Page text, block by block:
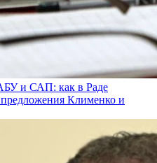
и САП: как в Раде
предложения Клименко и